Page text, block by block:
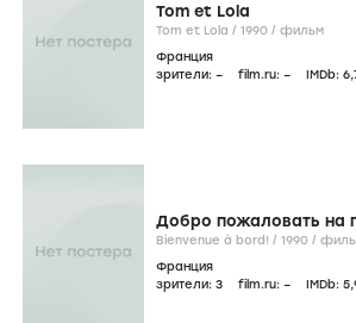
Tom et Lola
Tom et Lola / 1990 / фильм
Франция
зрители: – film.ru: – IMDb: 6
Добро пожаловать на
Bienvenue à bord! / 1990 /
Франция
зрители: 3 film.ru: – IMDb: 5